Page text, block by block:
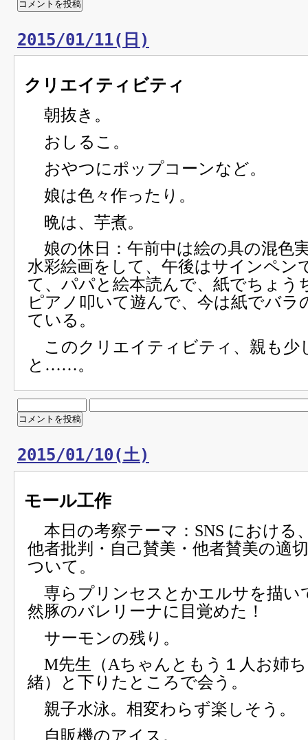
2015/01/11(日)
クリエイティビティ
朝抜き。
おしるこ。
おやつにポップコーンなど。
娘は色々作ったり。
晩は、芋煮。
娘の休日：午前中は絵の具の混色
水彩絵画をして、午後はサインペン
て、パパと絵本読んで、紙でちょう
ピアノ叩いて遊んで、今は紙でバラ
ている。
このクリエイティビティ、親も少
と……。
2015/01/10(土)
モール工作
本日の考察テーマ：SNS における
他者批判・自己賛美・他者賛美の適
ついて。
専らプリンセスとかエルサを描い
然豚のバレリーナに目覚めた！
サーモンの残り。
M先生（Aちゃんともう１人お姉
緒）と下りたところで会う。
親子水泳。相変わらず楽しそう。
自販機のアイス。